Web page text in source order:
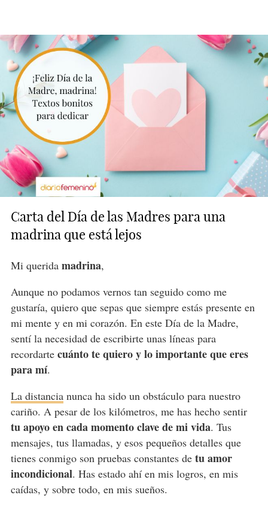
Carta del Día de las Madres para una
madrina que está lejos
Mi querida madrina,
Aunque no podamos vernos tan seguido como me
gustaría, quiero que sepas que siempre estás presente en
mi mente y en mi corazón. En este Día de la Madre,
sentí la necesidad de escribirte unas líneas para
recordarte cuánto te quiero y lo importante que eres
para mí.
La distancianunca ha sido un obstáculo para nuestro
cariño. A pesar de los kilómetros, me has hecho sentir
tu apoyo en cada momento clave de mi vida. Tus
mensajes, tus llamadas, y esos pequeños detalles que
tienes conmigo son pruebas constantes de tu amor
incondicional. Has estado ahí en mis logros, en mis
caídas, y sobre todo, en mis sueños.